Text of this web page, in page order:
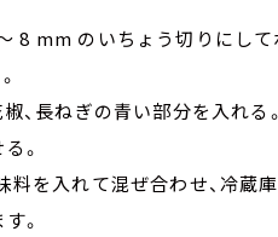
8 mm のいちょう切りにして
、長ねぎの青い部分を入れ
。
を入れて混ぜ合わせ、冷蔵
。